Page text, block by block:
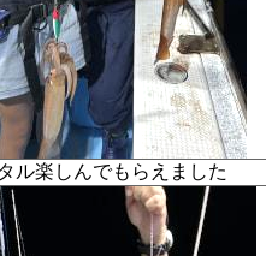
ル楽しんでもらえました